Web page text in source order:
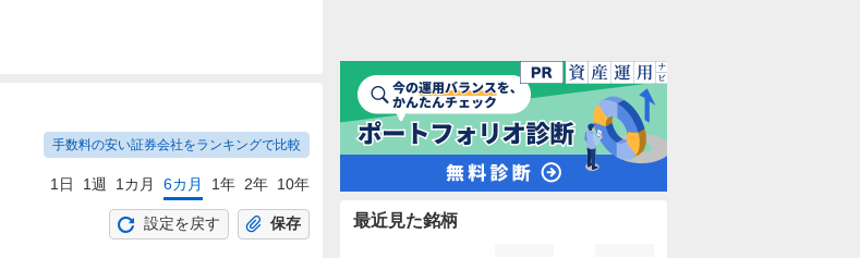
手数料の安い証券会社をランキングで比較
1日 1週 1カ月 6カ月 1年 2年 10年
設定を戻す 保存 最近見た銘柄